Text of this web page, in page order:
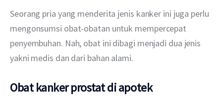
Seorang pria yang menderita jenis kanker ini juga perlu
mengonsumsi obat-obatan untuk mempercepat
penyembuhan. Nah, obat ini dibagi menjadi dua jenis
yakni medis dan dari bahan alami.
Obat kanker prostat di apotek